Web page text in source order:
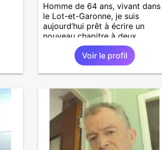
Homme de 64 ans, vivant dans
le Lot-et-Garonne, je suis
aujourd’hui prêt à écrire un
nouveau chapitre à deux.
J’apprécie les choses simples de
la vie : les balades, les bons
moments partagés, les
échanges vrais. Je cherche une
relation basée sur le respect, la
complicité et la tendresse.
Voir le profil